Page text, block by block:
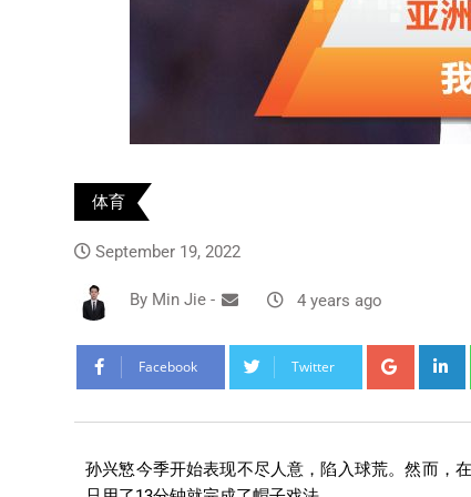
体育
September 19, 2022
By Min Jie - 4 years ago
Facebook Twitter
孙兴慜今季开始表现不尽人意，陷入球荒。然而，